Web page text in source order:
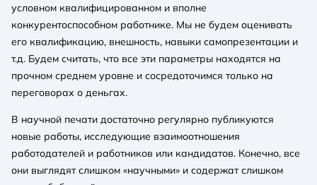
условном квалифицированном и вполне
конкурентоспособном работнике. Мы не будем оценивать
его квалификацию, внешность, навыки самопрезентации и
т.д. Будем считать, что все эти параметры находятся на
прочном среднем уровне и сосредоточимся только на
переговорах о деньгах.
В научной печати достаточно регулярно публикуются
новые работы, исследующие взаимоотношения
работодателей и работников или кандидатов. Конечно, все
они выглядят слишком «научными» и содержат слишком